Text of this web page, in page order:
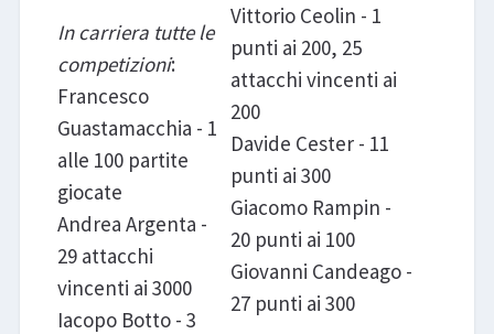
In carriera tutte le
competizioni:
Francesco
Guastamacchia - 1
alle 100 partite
giocate
Andrea Argenta -
29 attacchi
vincenti ai 3000
Iacopo Botto - 3
Vittorio Ceolin - 1
punti ai 200, 25
attacchi vincenti ai
200
Davide Cester - 11
punti ai 300
Giacomo Rampin -
20 punti ai 100
Giovanni Candeago -
27 punti ai 300